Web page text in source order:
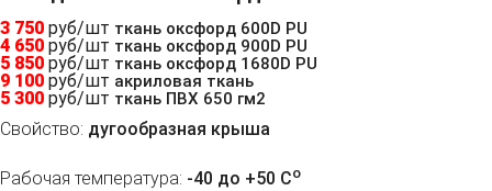
3 750 руб/шт ткань оксфорд 600D PU
4 650 руб/шт ткань оксфорд 900D PU
5 850 руб/шт ткань оксфорд 1680D PU
9 100 руб/шт акриловая ткань
5 300 руб/шт ткань ПВХ 650 гм2
Свойство: дугообразная крыша
Рабочая температура: -40 до +50 Co